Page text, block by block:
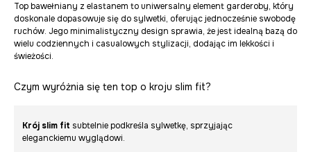
Top bawełniany z elastanem to uniwersalny element garderoby, który
doskonale dopasowuje się do sylwetki, oferując jednocześnie swobodę
ruchów. Jego minimalistyczny design sprawia, że jest idealną bazą do
wielu codziennych i casualowych stylizacji, dodając im lekkości i
świeżości.
Czym wyróżnia się ten top o kroju slim fit?
Krój slim fit subtelnie podkreśla sylwetkę, sprzyjając
eleganckiemu wyglądowi.